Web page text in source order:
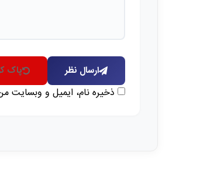
ارسال نظر پاک
ذخیره نام، ایمیل و وبسایت